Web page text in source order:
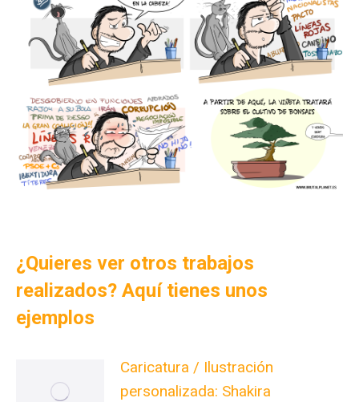
¿Quieres ver otros trabajos
realizados? Aquí tienes unos
ejemplos
Caricatura / Ilustración
personalizada: Shakira